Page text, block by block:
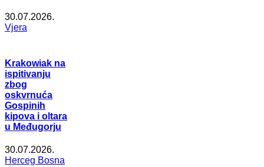
30.07.2026.
Vjera
Krakowiak na
ispitivanju
zbog
oskvrnuća
Gospinih
kipova i oltara
u Međugorju
30.07.2026.
Herceg Bosna